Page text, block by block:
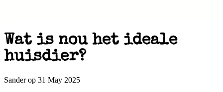
Wat is nou het ideale
huisdier?
Sander op 31 May 2025